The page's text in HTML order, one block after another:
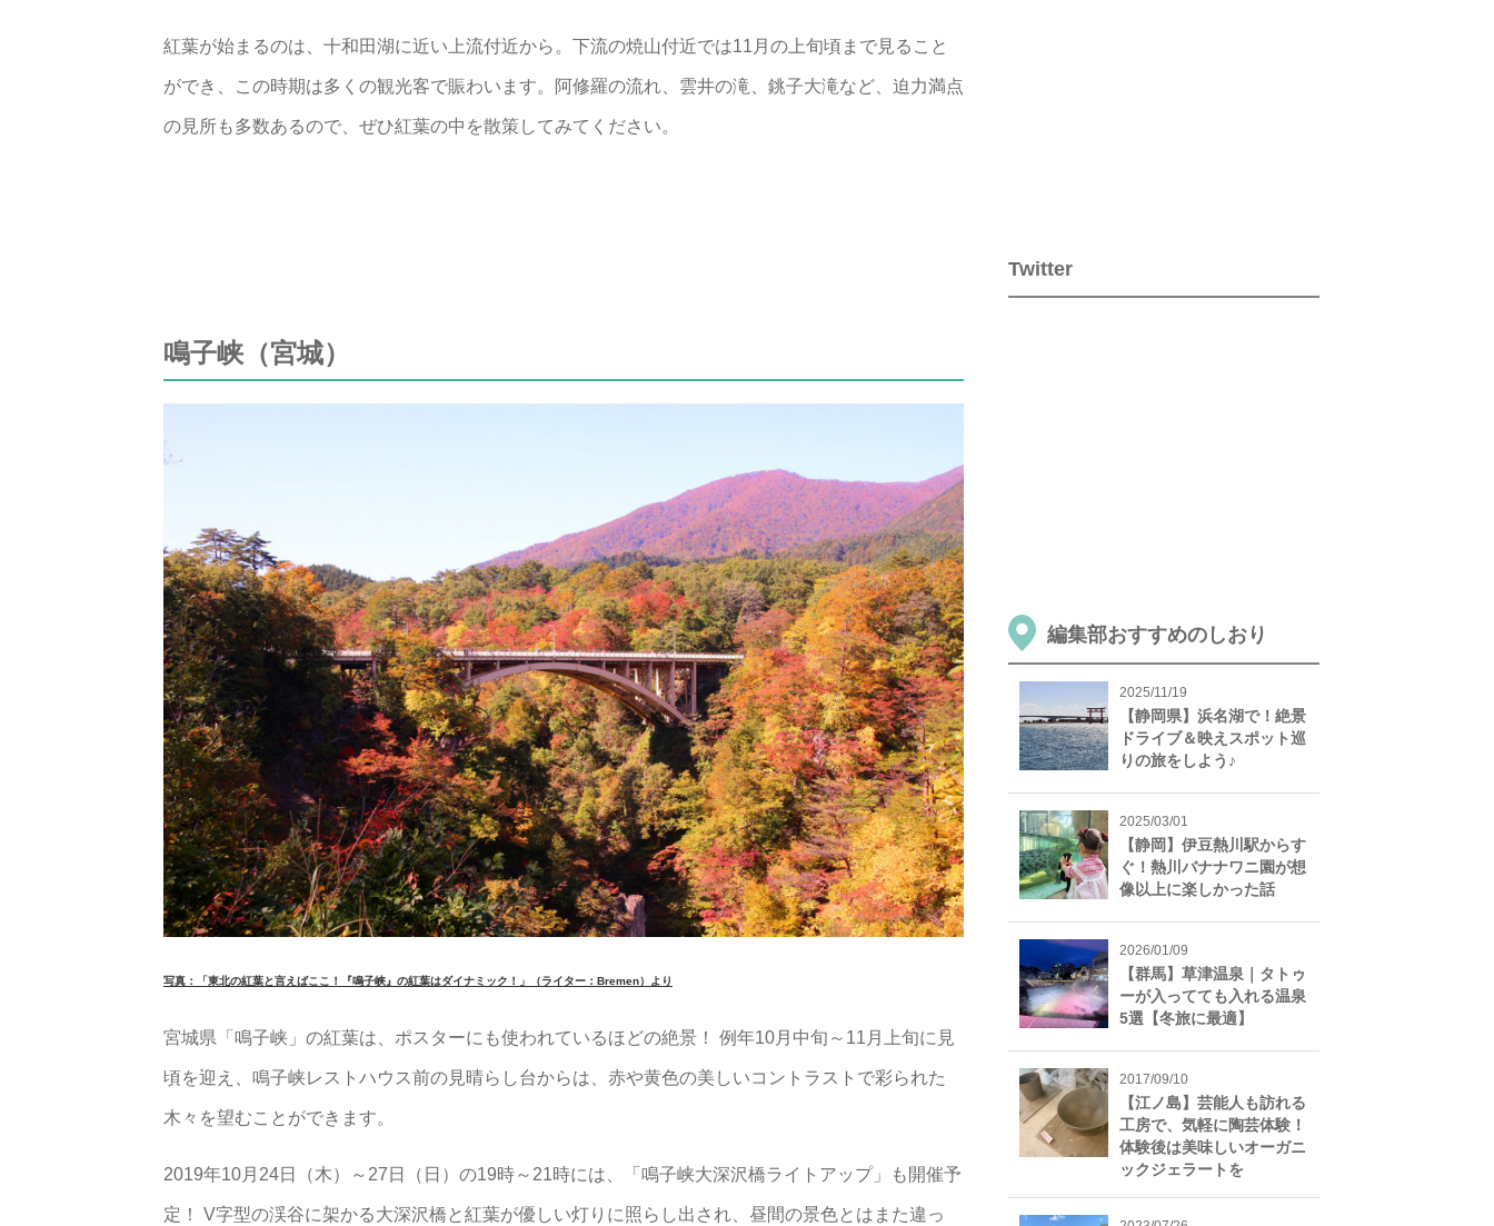
紅葉が始まるのは、十和田湖に近い上流付近から。下流の焼山付近では11月の上旬頃まで見ること
ができ、この時期は多くの観光客で賑わいます。阿修羅の流れ、雲井の滝、銚子大滝など、迫力満点
の見所も多数あるので、ぜひ紅葉の中を散策してみてください。
鳴子峡（宮城）
写真：「東北の紅葉と言えばここ！『鳴子峡』の紅葉はダイナミック！」（ライター：Bremen）より
宮城県「鳴子峡」の紅葉は、ポスターにも使われているほどの絶景！ 例年10月中旬～11月上旬に見
頃を迎え、鳴子峡レストハウス前の見晴らし台からは、赤や黄色の美しいコントラストで彩られた
木々を望むことができます。
2019年10月24日（木）～27日（日）の19時～21時には、「鳴子峡大深沢橋ライトアップ」も開催予
定！ V字型の渓谷に架かる大深沢橋と紅葉が優しい灯りに照らし出され、昼間の景色とはまた違っ
Twitter
編集部おすすめのしおり
2025/11/19
【静岡県】浜名湖で！絶景
ドライブ＆映えスポット巡
りの旅をしよう♪
2025/03/01
【静岡】伊豆熱川駅からす
ぐ！熱川バナナワニ園が想
像以上に楽しかった話
2026/01/09
【群馬】草津温泉｜タトゥ
ーが入ってても入れる温泉
5選【冬旅に最適】
2017/09/10
【江ノ島】芸能人も訪れる
工房で、気軽に陶芸体験！
体験後は美味しいオーガニ
ックジェラートを